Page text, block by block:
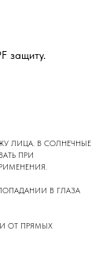
защиту.
ЛИЦА. В СОЛНЕЧНЫЕ
ПРИ
В ГЛАЗА
ОТ ПРЯМЫХ